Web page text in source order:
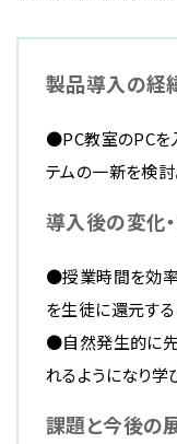
製品導入の経
●PC教室のPCを
テムの一新を検討
導入後の変化
●授業時間を効率
を生徒に還元する
●自然発生的に先
れるようになり学
課題と今後の